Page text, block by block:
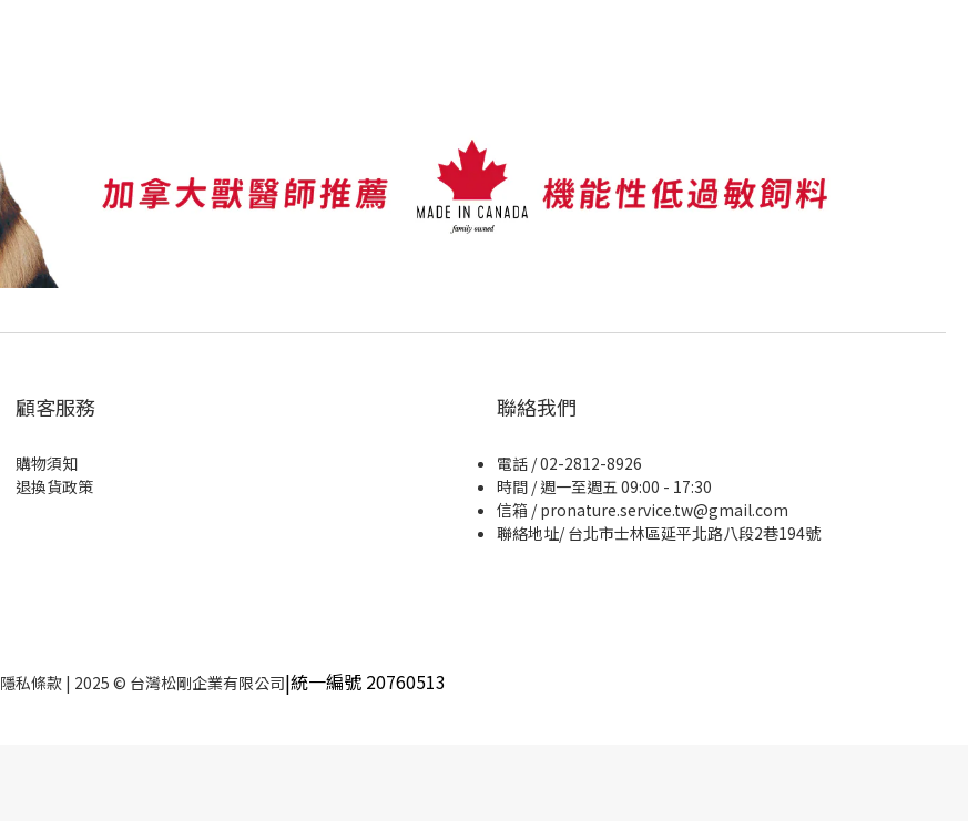
顧客服務
購物須知
退換貨政策
聯絡我們
電話 / 02-2812-8926
時間 / 週一至週五 09:00 - 17:30
信箱 / pronature.service.tw@gmail.com
聯絡地址/ 台北市士林區延平北路八段2巷194號
隱私條款 | 2025 © 台灣松剛企業有限公司|統一編號 20760513